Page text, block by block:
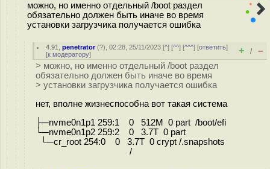
можно, но именно отдельный /boot раздел
обязательно должен быть иначе во время
установки загрузчика получается ошибка
4.91 ,penetrator(?), 02:28, 25/11/2023 [^] [^^] [^^^] [ответить]
[к модератору] + / –
> можно, но именно отдельный /boot раздел
обязательно должен быть иначе во время
> установки загрузчика получается ошибка
нет, вполне жизнеспособна вот такая система
├─nvme0n1p1 259:1 0 512M 0 part /boot/efi
└─nvme0n1p2 259:2 0 3.7T 0 part
└─cr_root 254:0 0 3.7T 0 crypt /.snapshots
/